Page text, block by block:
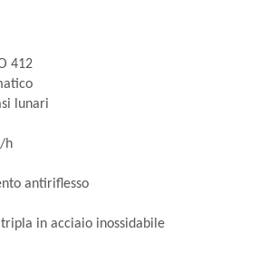
412
lunari
h
antiriflesso
in acciaio inossidabile